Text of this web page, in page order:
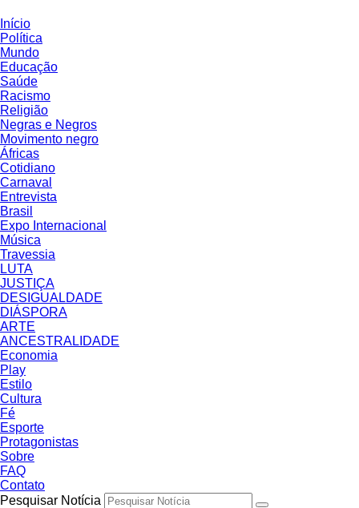
Início
Política
Mundo
Educação
Saúde
Racismo
Religião
Negras e Negros
Movimento negro
Áfricas
Cotidiano
Carnaval
Entrevista
Brasil
Expo Internacional
Música
Travessia
LUTA
JUSTIÇA
DESIGUALDADE
DIÁSPORA
ARTE
ANCESTRALIDADE
Economia
Play
Estilo
Cultura
Fé
Esporte
Protagonistas
Sobre
FAQ
Contato
Pesquisar Notícia